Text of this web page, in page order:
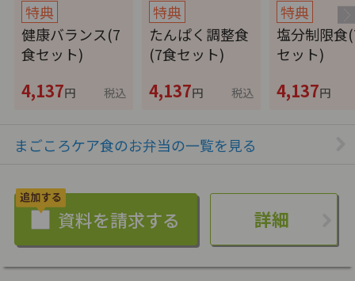
特典
健康バランス(7
食セット)
4,137円 税込
特典
たんぱく調整食
(7食セット)
4,137円 税込
特典
塩分制限食
セット)
4,137円
まごころケア食のお弁当の一覧を見る
詳細